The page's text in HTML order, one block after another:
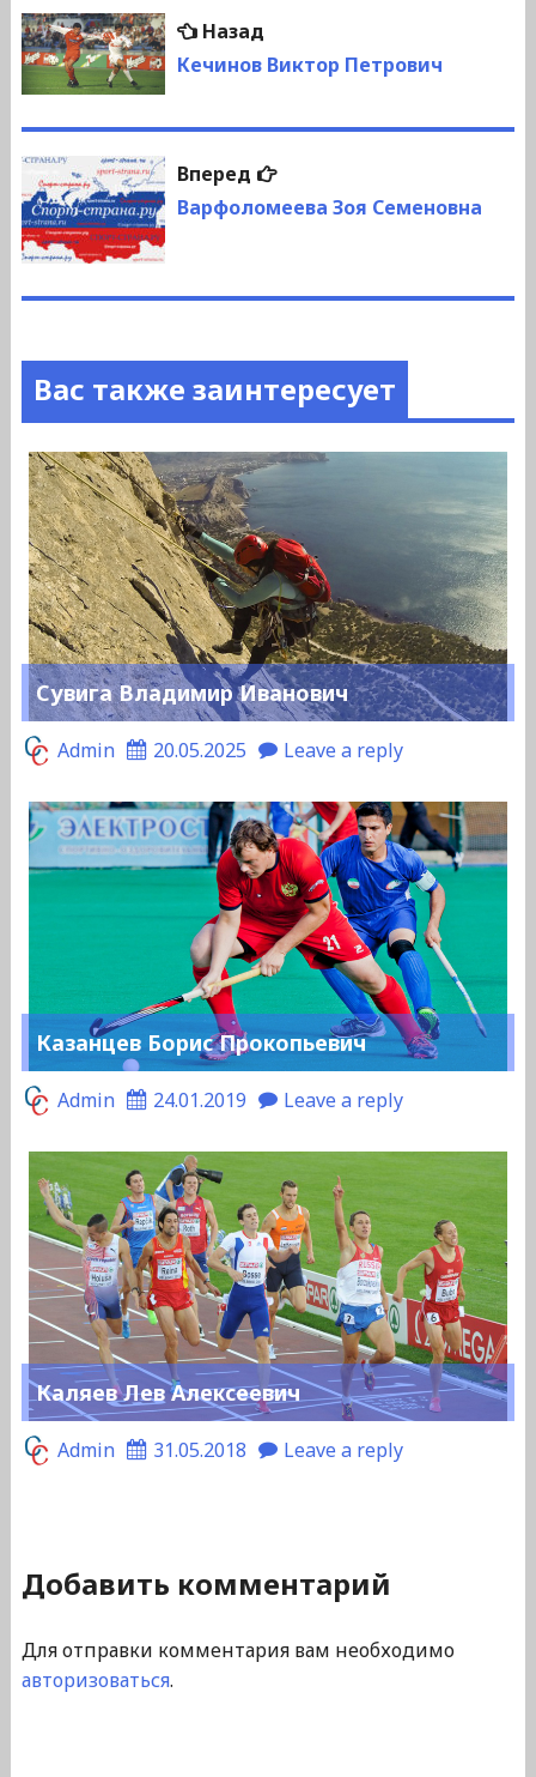
Навигация
по
записям
НазадПредыдущая
запись:
Кечинов Виктор Петрович
Вперед
Следующая
запись:
Варфоломеева Зоя Семеновна
Вас также заинтересует
Сувига Владимир Иванович
Admin 20.05.2025 Leave a reply
Казанцев Борис Прокопьевич
Admin 24.01.2019 Leave a reply
Каляев Лев Алексеевич
Admin 31.05.2018 Leave a reply
Добавить комментарий
Для отправки комментария вам необходимо
авторизоваться.